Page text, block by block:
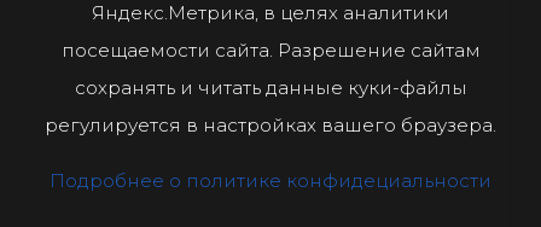
Яндекс.Метрика, в целях аналитики
посещаемости сайта. Разрешение сайтам
сохранять и читать данные куки-файлы
регулируется в настройках вашего браузера.
Подробнее о политике конфидециальности